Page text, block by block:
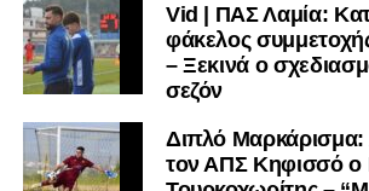
Vid | ΠΑΣ Λαμία:
φάκελος
– Ξεκινά ο
σεζόν
Διπλό
τον ΑΠΣ Κηφισσό ο